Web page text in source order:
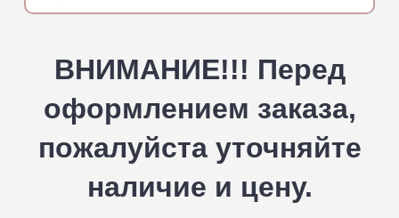
ВНИМАНИЕ!!! Перед
оформлением заказа,
пожалуйста уточняйте
наличие и цену.